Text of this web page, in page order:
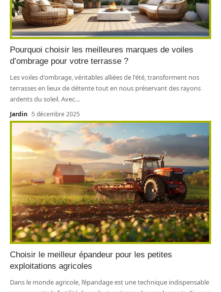
Pourquoi choisir les meilleures marques de voiles
d’ombrage pour votre terrasse ?
Les voiles d'ombrage, véritables alliées de l'été, transforment nos
terrasses en lieux de détente tout en nous préservant des rayons
ardents du soleil. Avec…
Jardin 5 décembre 2025
Choisir le meilleur épandeur pour les petites
exploitations agricoles
Dans le monde agricole, l’épandage est une technique indispensable